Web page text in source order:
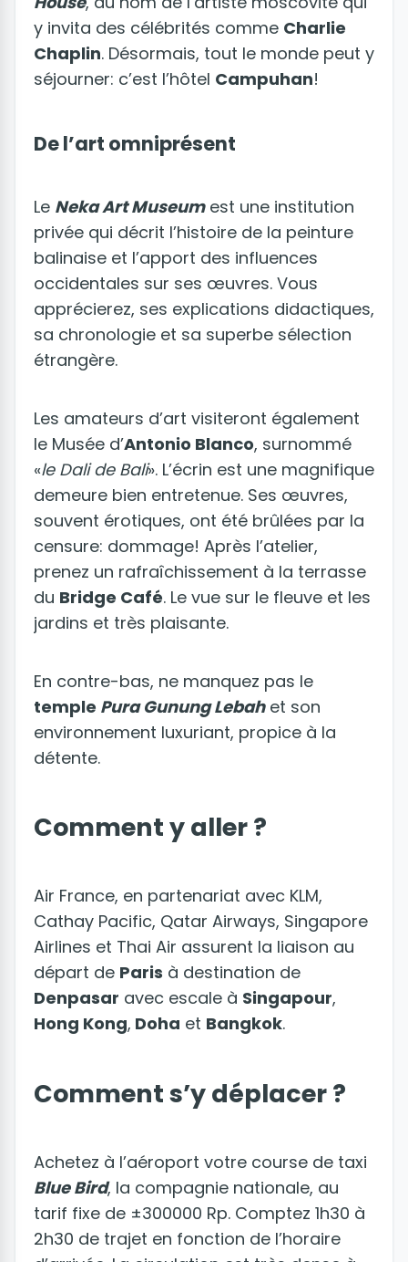
y invita des célébrités comme Charlie
Chaplin. Désormais, tout le monde peut y
séjourner: c’est l’hôtel Campuhan!
De l’art omniprésent
Le Neka Art Museumest une institution
privée qui décrit l’histoire de la peinture
balinaise et l’apport des influences
occidentales sur ses œuvres. Vous
apprécierez, ses explications didactiques,
sa chronologie et sa superbe sélection
étrangère.
Les amateurs d’art visiteront également
le Musée d’Antonio Blanco, surnommé
«le Dali de Bali». L’écrin est une magnifique
demeure bien entretenue. Ses œuvres,
souvent érotiques, ont été brûlées par la
censure: dommage! Après l’atelier,
prenez un rafraîchissement à la terrasse
du Bridge Café. Le vue sur le fleuve et les
jardins et très plaisante.
En contre-bas, ne manquez pas le
temple Pura Gunung Lebahet son
environnement luxuriant, propice à la
détente.
Comment y aller ?
Air France, en partenariat avec KLM,
Cathay Pacific, Qatar Airways, Singapore
Airlines et Thai Air assurent la liaison au
départ de Paris à destination de
Denpasar avec escale à Singapour,
Hong Kong, Doha et Bangkok.
Comment s’y déplacer ?
Achetez à l’aéroport votre course de taxi
Blue Bird, la compagnie nationale, au
tarif fixe de ±300000 Rp. Comptez 1h30 à
2h30 de trajet en fonction de l’horaire